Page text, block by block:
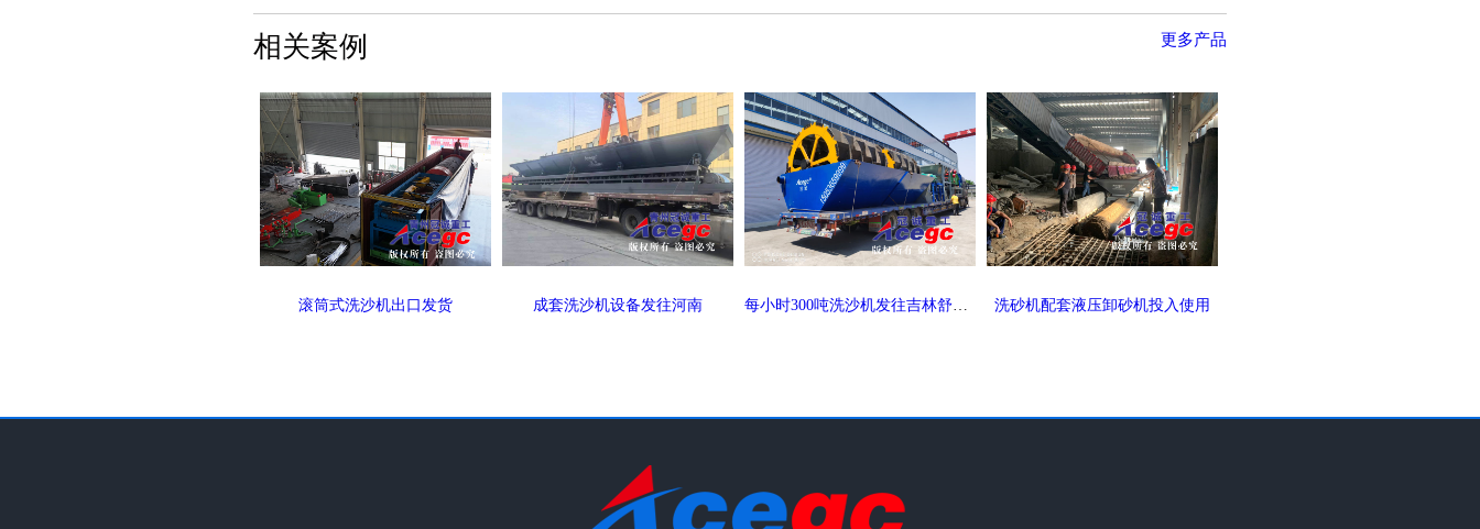
相关案例 更多产品
滚筒式洗沙机出口发货 成套洗沙机设备发往河南 洗砂机配套液压卸砂机投入使用